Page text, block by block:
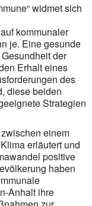
widmet sich
kommunaler
je. Eine gesunde
der
Erhalt eines
des
diese beiden
Strategien
einem
erläutert und
positive
haben
Anhalt ihre